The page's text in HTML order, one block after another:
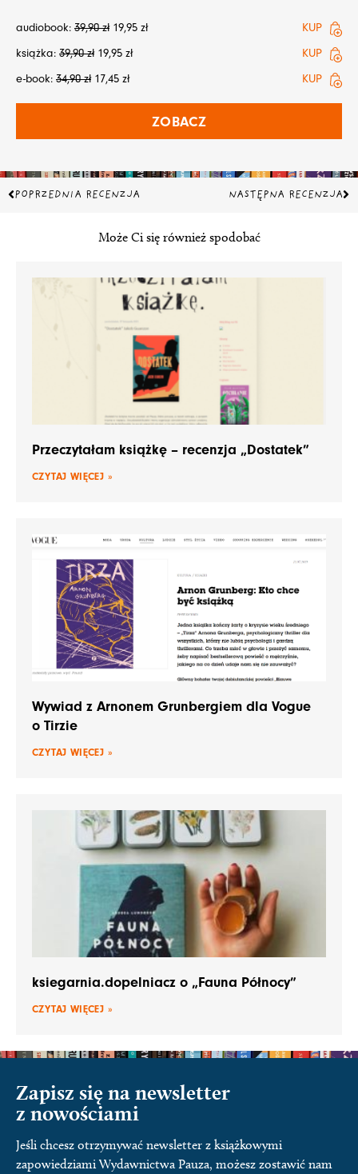
audiobook: 39,90zł 19,95 zł
KUP
książka: 39,90zł 19,95 zł
KUP
e-book: 34,90zł 17,45 zł KUP
ZOBACZ
Prev
POPRZEDNIA RECENZJA NASTĘPNA RECENZJA
Może Ci się również spodobać
Przeczytałam książkę – recenzja „Dostatek”
CZYTAJ WIĘCEJ »
Wywiad z Arnonem Grunbergiem dla Vogue
o Tirzie
CZYTAJ WIĘCEJ »
ksiegarnia.dopelniacz o „Fauna Północy”
CZYTAJ WIĘCEJ »
Zapisz się na newsletter
z nowościami
Jeśli chcesz otrzymywać newsletter z książkowymi
zapowiedziami Wydawnictwa Pauza, możesz zostawić nam